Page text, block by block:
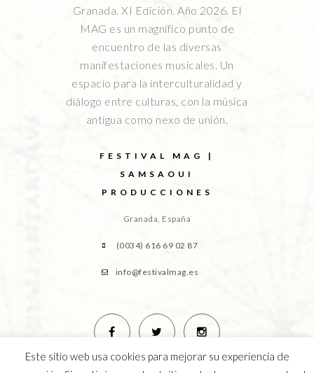
Granada. XI Edición. Año 2026. El
MAG es un magnífico punto de
encuentro de las diversas
manifestaciones musicales. Un
espacio para la interculturalidad y
diálogo entre culturas, con la música
antigua como nexo de unión.
FESTIVAL MAG |
SAMSAOUI
PRODUCCIONES
Granada, España
(0034) 616 69 02 87
info@festivalmag.es
Este sitio web usa cookies para mejorar su experiencia de